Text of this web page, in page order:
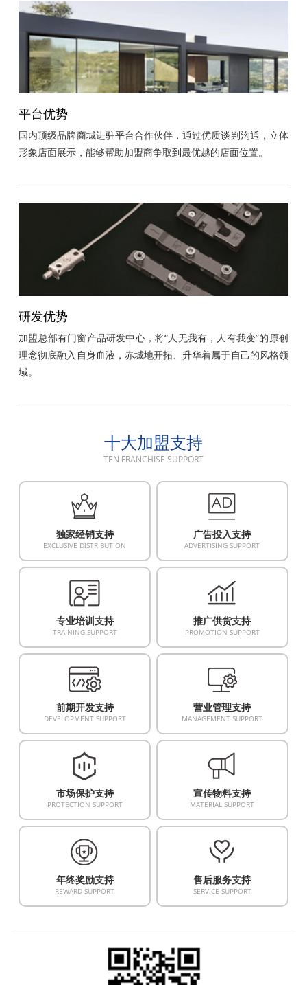
平台优势
国内顶级品牌商城进驻平台合作伙伴，通过优质谈判沟通，立体
形象店面展示，能够帮助加盟商争取到最优越的店面位置。
研发优势
加盟总部有门窗产品研发中心，将“人无我有，人有我变”的原创
理念彻底融入自身血液，赤城地开拓、升华着属于自己的风格领
域。
十大加盟支持
TEN FRANCHISE SUPPORT
独家经销支持
EXCLUSIVE DISTRIBUTION
广告投入支持
ADVERTISING SUPPORT
专业培训支持
TRAINING SUPPORT
推广供货支持
PROMOTION SUPPORT
前期开发支持
DEVELOPMENT SUPPORT
营业管理支持
MANAGEMENT SUPPORT
市场保护支持
PROTECTION SUPPORT
宣传物料支持
MATERIAL SUPPORT
年终奖励支持
REWARD SUPPORT
售后服务支持
SERVICE SUPPORT